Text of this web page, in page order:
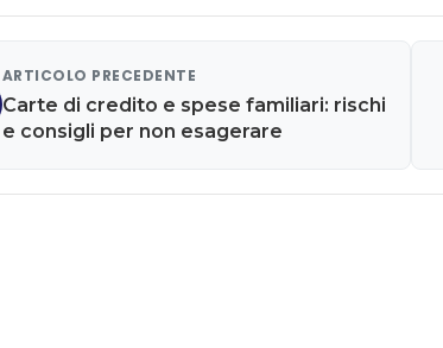
ARTICOLO PRECEDENTE
Carte di credito e spese familiari: rischi
e consigli per non esagerare